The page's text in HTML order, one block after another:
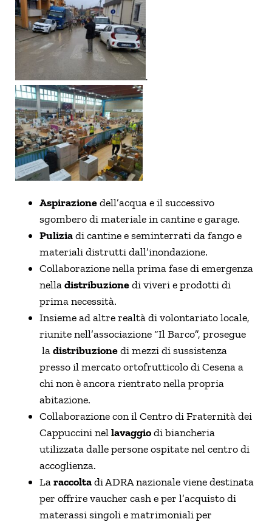
.
Aspirazionedell’acqua e il successivo
sgombero di materiale in cantine e garage.
Puliziadi cantine e seminterrati da fango e
materiali distrutti dall’inondazione.
Collaborazione nella prima fase di emergenza
nelladistribuzionedi viveri e prodotti di
prima necessità.
Insieme ad altre realtà di volontariato locale,
riunite nell’associazione “Il Barco”, prosegue
ladistribuzionedi mezzi di sussistenza
presso il mercato ortofrutticolo di Cesena a
chi non è ancora rientrato nella propria
abitazione.
Collaborazione con il Centro di Fraternità dei
Cappuccini nellavaggiodi biancheria
utilizzata dalle persone ospitate nel centro di
accoglienza.
Laraccoltadi ADRA nazionale viene destinata
per offrire vaucher cash e per l’acquisto di
materassi singoli e matrimoniali per